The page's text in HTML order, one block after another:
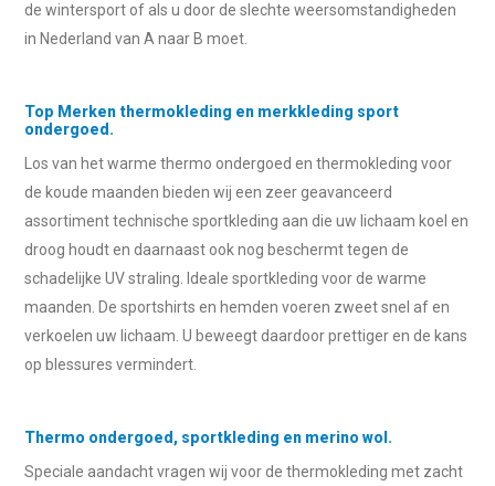
de wintersport of als u door de slechte weersomstandigheden
in Nederland van A naar B moet.
Top Merken thermokleding en merkkleding sport
ondergoed.
Los van het warme thermo ondergoed en thermokleding voor
de koude maanden bieden wij een zeer geavanceerd
assortiment technische sportkleding aan die uw lichaam koel en
droog houdt en daarnaast ook nog beschermt tegen de
schadelijke UV straling. Ideale sportkleding voor de warme
maanden. De sportshirts en hemden voeren zweet snel af en
verkoelen uw lichaam. U beweegt daardoor prettiger en de kans
op blessures vermindert.
Thermo ondergoed, sportkleding en merino wol.
Speciale aandacht vragen wij voor de thermokleding met zacht